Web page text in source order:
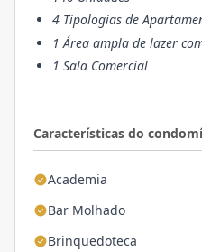
Características do
Academia
Bar Molhado
Brinquedoteca
4 Tipologias de
1 Área ampla de lazer
1 Sala Comercial